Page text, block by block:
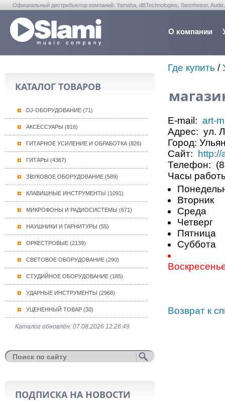
Официальный дистрибьютор компаний: Yamaha, dBTechnologies, Sennheiser,
О компании
КАТАЛОГ ТОВАРОВ
DJ-ОБОРУДОВАНИЕ (71)
АКСЕССУАРЫ (816)
ГИТАРНОЕ УСИЛЕНИЕ И ОБРАБОТКА (826)
ГИТАРЫ (4367)
ЗВУКОВОЕ ОБОРУДОВАНИЕ (589)
КЛАВИШНЫЕ ИНСТРУМЕНТЫ (1091)
МИКРОФОНЫ И РАДИОСИСТЕМЫ (671)
НАУШНИКИ И ГАРНИТУРЫ (55)
ОРКЕСТРОВЫЕ (2139)
СВЕТОВОЕ ОБОРУДОВАНИЕ (290)
СТУДИЙНОЕ ОБОРУДОВАНИЕ (185)
УДАРНЫЕ ИНСТРУМЕНТЫ (2968)
УЦЕНЕННЫЙ ТОВАР (30)
Каталог обновлён: 07.08.2026 12:26:49
ПОДПИСКА НА НОВОСТИ
Где купить /
E-mail: art-
Адрес: ул.
Город:
Сайт:
Телефон:
Часы
Вторник
Среда
Четверг
Пятница
Суббота
Возврат к